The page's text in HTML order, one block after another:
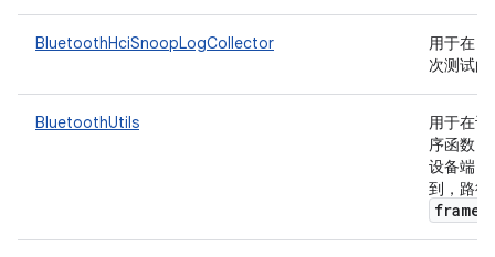
BluetoothHciSnoopLogCollector
用于在
次测试
BluetoothUtils
用于在
序函数
设备端
到，路径